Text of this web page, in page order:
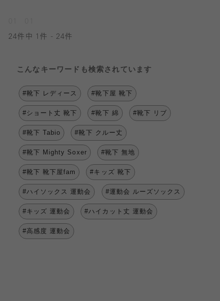
24件中 1件 - 24件
こんなキーワードも検索されています
#靴下 レディース #靴下屋 靴下
#ショート丈 靴下 #靴下 綿 #靴下 リブ
#靴下 Tabio #靴下 クルー丈
#靴下 Mighty Soxer #靴下 無地
#靴下 靴下屋fam #キッズ 靴下
#ハイソックス 運動会 #運動会 ルーズソックス
#キッズ 運動会 #ハイカット丈 運動会
#高感度 運動会